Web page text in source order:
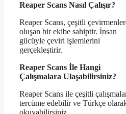
Reaper Scans Nasıl Çalışır?
Reaper Scans, çeşitli
oluşan bir ekibe sahiptir. İnsan
gücüyle çeviri işlemlerini
gerçekleştirir.
Reaper Scans İle Hangi
Çalışmalara Ulaşabilirsiniz?
Reaper Scans ile çeşitli
tercüme edebilir ve Türkçe